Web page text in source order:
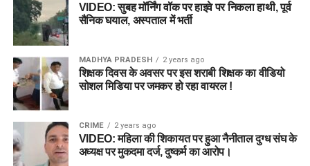
VIDEO: सुबह मॉर्निंग वॉक पर हाइवे पर निकला हाथी, पूर्व
सैनिक घयाल, अस्पताल में भर्ती
MADHYA PRADESH 2 years ago
शिक्षक दिवस के अवसर पर इस शराबी शिक्षक का वीडियो
सोशल मिडिया पर जमकर हो रहा वायरल !
CRIME 2 years ago
VIDEO: महिला की शिकायत पर हुआ नैनीताल दुग्ध संघ के
अध्यक्ष पर मुकदमा दर्ज, दुष्कर्म का आरोप।